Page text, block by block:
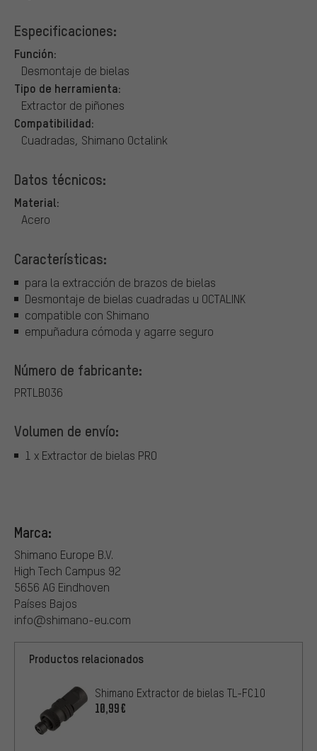
Especificaciones:
Función:
Desmontaje de bielas
Tipo de herramienta:
Extractor de piñones
Compatibilidad:
Cuadradas, Shimano Octalink
Datos técnicos:
Material:
Acero
Características:
para la extracción de brazos de bielas
Desmontaje de bielas cuadradas u OCTALINK
compatible con Shimano
empuñadura cómoda y agarre seguro
Número de fabricante:
PRTLB036
Volumen de envío:
1 x Extractor de bielas PRO
Marca:
Shimano Europe B.V.
High Tech Campus 92
5656 AG Eindhoven
Países Bajos
info@shimano-eu.com
Productos relacionados
Shimano Extractor de bielas TL-FC10
10,99€